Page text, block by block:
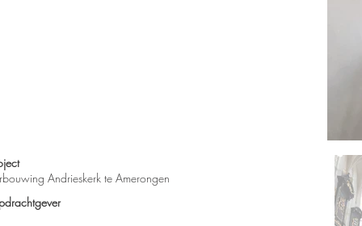
Andrieskerk te Amerongen